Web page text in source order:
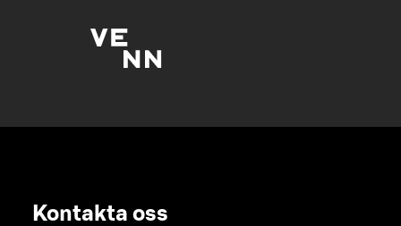
Kontakta oss